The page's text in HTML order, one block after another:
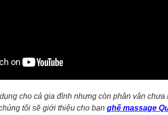
cho cả gia đình nhưng còn phân vân chưa
tôi sẽ giới thiệu cho bạn ghế massage